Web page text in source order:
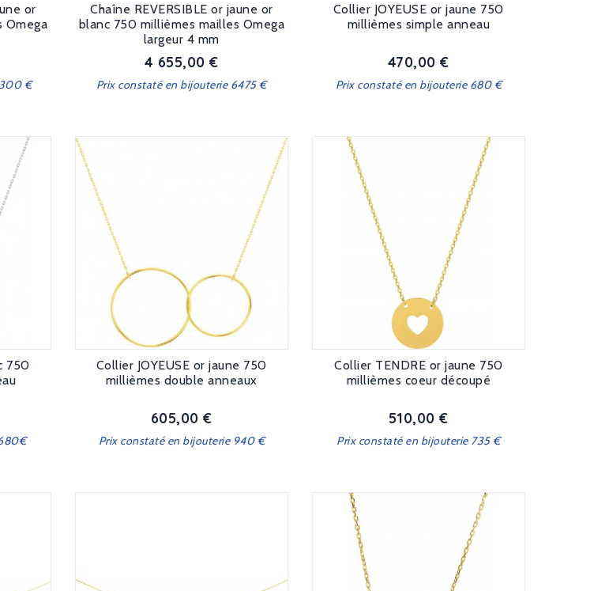
or
Omega
€
Chaîne REVERSIBLE or jaune or
blanc 750 millièmes mailles Omega
largeur 4 mm
Prix
4 655,00 €
Prix constaté en bijouterie 6475 €
Collier JOYEUSE or jaune 750
millièmes simple anneau
Prix
470,00 €
Prix constaté en bijouterie 680 €
750
Collier JOYEUSE or jaune 750
millièmes double anneaux
Prix
605,00 €
Prix constaté en bijouterie 940 €
Collier TENDRE or jaune 750
millièmes coeur découpé
Prix
510,00 €
Prix constaté en bijouterie 735 €